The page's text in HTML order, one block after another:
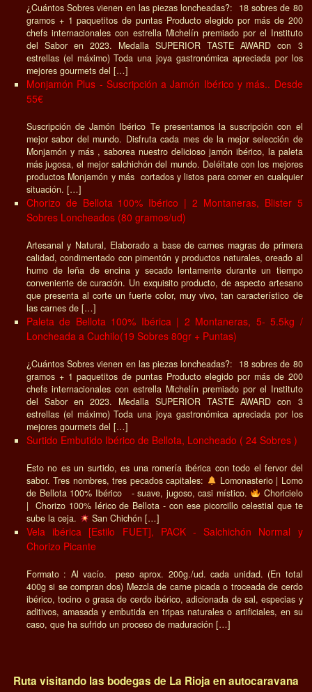
¿Cuántos Sobres vienen en las piezas loncheadas?: 18 sobres de 80
gramos + 1 paquetitos de puntas Producto elegido por más de 200
chefs internacionales con estrella Michelín premiado por el Instituto
del Sabor en 2023. Medalla SUPERIOR TASTE AWARD con 3
estrellas (el máximo) Toda una joya gastronómica apreciada por los
mejores gourmets del […]
Monjamón Plus - Suscripción a Jamón Ibérico y más.. Desde
55€
Suscripción de Jamón Ibérico Te presentamos la suscripción con el
mejor sabor del mundo. Disfruta cada mes de la mejor selección de
Monjamón y más , saborea nuestro delicioso jamón ibérico, la paleta
más jugosa, el mejor salchichón del mundo. Deléitate con los mejores
productos Monjamón y más cortados y listos para comer en cualquier
situación. […]
Chorizo de Bellota 100% Ibérico | 2 Montaneras, Blister 5
Sobres Loncheados (80 gramos/ud)
Artesanal y Natural, Elaborado a base de carnes magras de primera
calidad, condimentado con pimentón y productos naturales, oreado al
humo de leña de encina y secado lentamente durante un tiempo
conveniente de curación. Un exquisito producto, de aspecto artesano
que presenta al corte un fuerte color, muy vivo, tan característico de
las carnes de […]
Paleta de Bellota 100% Ibérica | 2 Montaneras, 5- 5.5kg /
Loncheada a Cuchilo(19 Sobres 80gr + Puntas)
¿Cuántos Sobres vienen en las piezas loncheadas?: 18 sobres de 80
gramos + 1 paquetitos de puntas Producto elegido por más de 200
chefs internacionales con estrella Michelín premiado por el Instituto
del Sabor en 2023. Medalla SUPERIOR TASTE AWARD con 3
estrellas (el máximo) Toda una joya gastronómica apreciada por los
mejores gourmets del […]
Surtido Embutido Ibérico de Bellota, Loncheado ( 24 Sobres )
Esto no es un surtido, es una romería ibérica con todo el fervor del
sabor. Tres nombres, tres pecados capitales:
Lomonasterio | Lomo
de Bellota 100% Ibérico - suave, jugoso, casi místico.
Choricielo
| Chorizo 100% Iérico de Bellota - con ese picorcillo celestial que te
sube la ceja.
San Chichón […]
Vela ibérica [Estilo FUET], PACK - Salchichón Normal y
Chorizo Picante
Formato : Al vacío. peso aprox. 200g./ud. cada unidad. (En total
400g si se compran dos) Mezcla de carne picada o troceada de cerdo
ibérico, tocino o grasa de cerdo ibérico, adicionada de sal, especias y
aditivos, amasada y embutida en tripas naturales o artificiales, en su
caso, que ha sufrido un proceso de maduración […]
Ruta visitando las bodegas de La Rioja en autocaravana